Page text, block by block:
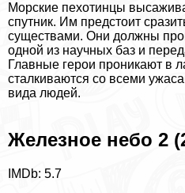
Морские пехотинцы
спутник. Им предстоит
существами. Они должны
одной из научных баз и
Главные герои проникают в
сталкиваются со всеми
вида людей.
Железное небо 2
IMDb: 5.7